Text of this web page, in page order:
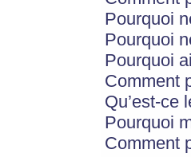
Pourquoi
Pourquoi
Pourquoi
Comment
Qu’est-ce
Pourquoi
Comment